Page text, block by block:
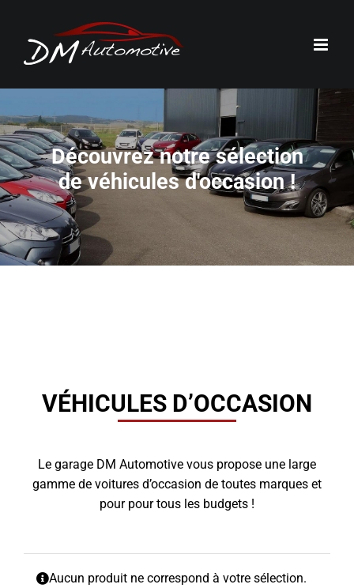
contenu
Découvrez notre sélection
de véhicules d'occasion !
VÉHICULES D’OCCASION
Le garage DM Automotive vous propose une large
gamme de voitures d’occasion de toutes marques et
pour pour tous les budgets !
Aucun produit ne correspond à votre sélection.